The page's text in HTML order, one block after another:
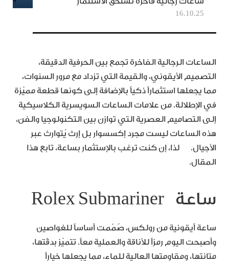
16.10.25
الساعات الرجالية الفاخرة تجمع بين الحرفية الدقيقة،
التصميم الأيقوني، والقيمة التي تزداد مع مرور السنوات،
مما يجعلها استثماراً ذكياً بالإضافة إلى كونها قطعة مميّزة
في الإطلالة. من علامات الساعات السويسرية الكلاسيكية
إلى التصاميم العصرية التي توازن بين التكنولوجيا والفن،
هذه الساعات ليست مجرد إكسسوار بل إرث يُتوارث عبر
الأجيال. لذا، إن كنت ترغب بالإستثمار بساعة، تابع هذا
المقال.
ساعة Rolex Submariner
ساعة أيقونية من رولكس، صُمّمت أساساً للغواصين
وأصبحت اليوم رمزاً للأناقة والعملية معاً. تتميّز بدقّتها،
متانتها، ومقاومتها العالية للماء، مما يجعلها خياراً